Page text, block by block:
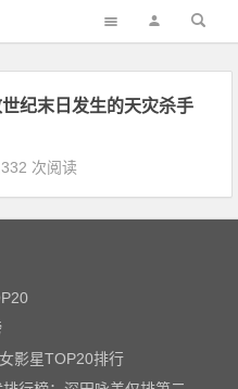
纪末日发生的天灾杀手
次阅读
影星TOP20排行